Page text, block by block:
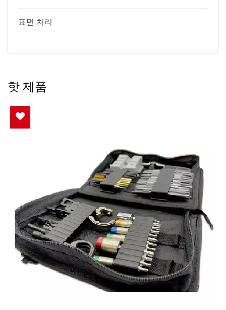
표면 처리
핫 제품